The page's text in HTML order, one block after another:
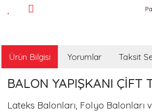
Ürün Bilgisi Yorumlar Taksit
BALON YAPIŞKANI ÇİFT
Lateks Balonları, Folyo Balonları